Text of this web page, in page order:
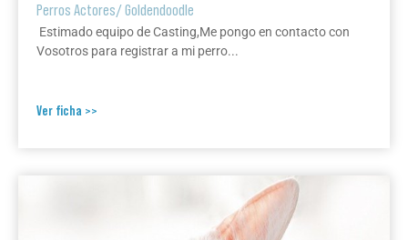
Perros Actores/Goldendoodle
Estimado equipo de Casting,Me pongo en contacto con
Vosotros para registrar a mi perro...
Ver ficha >>